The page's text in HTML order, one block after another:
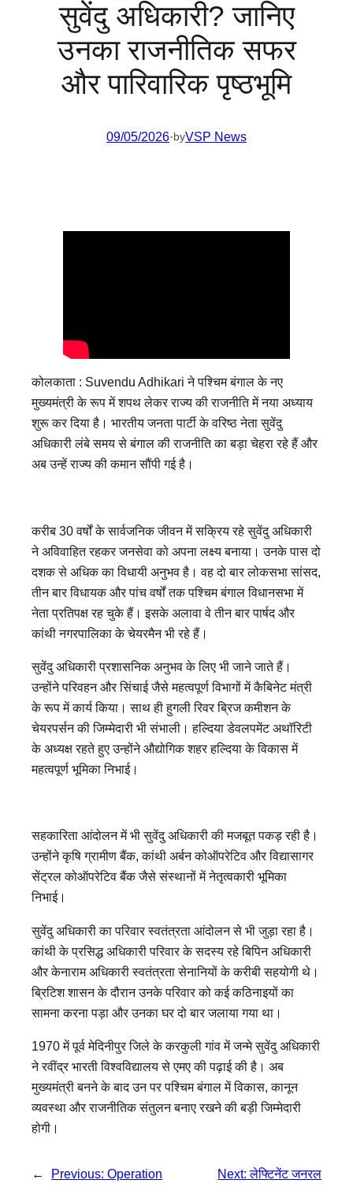
सुवेंदु अधिकारी? जानिए
उनका राजनीतिक सफर
और पारिवारिक पृष्ठभूमि
09/05/2026·byVSP News
कोलकाता : Suvendu Adhikari ने पश्चिम बंगाल के नए
मुख्यमंत्री के रूप में शपथ लेकर राज्य की राजनीति में नया अध्याय
शुरू कर दिया है। भारतीय जनता पार्टी के वरिष्ठ नेता सुवेंदु
अधिकारी लंबे समय से बंगाल की राजनीति का बड़ा चेहरा रहे हैं और
अब उन्हें राज्य की कमान सौंपी गई है।
करीब 30 वर्षों के सार्वजनिक जीवन में सक्रिय रहे सुवेंदु अधिकारी
ने अविवाहित रहकर जनसेवा को अपना लक्ष्य बनाया। उनके पास दो
दशक से अधिक का विधायी अनुभव है। वह दो बार लोकसभा सांसद,
तीन बार विधायक और पांच वर्षों तक पश्चिम बंगाल विधानसभा में
नेता प्रतिपक्ष रह चुके हैं। इसके अलावा वे तीन बार पार्षद और
कांथी नगरपालिका के चेयरमैन भी रहे हैं।
सुवेंदु अधिकारी प्रशासनिक अनुभव के लिए भी जाने जाते हैं।
उन्होंने परिवहन और सिंचाई जैसे महत्वपूर्ण विभागों में कैबिनेट मंत्री
के रूप में कार्य किया। साथ ही हुगली रिवर ब्रिज कमीशन के
चेयरपर्सन की जिम्मेदारी भी संभाली। हल्दिया डेवलपमेंट अथॉरिटी
के अध्यक्ष रहते हुए उन्होंने औद्योगिक शहर हल्दिया के विकास में
महत्वपूर्ण भूमिका निभाई।
सहकारिता आंदोलन में भी सुवेंदु अधिकारी की मजबूत पकड़ रही है।
उन्होंने कृषि ग्रामीण बैंक, कांथी अर्बन कोऑपरेटिव और विद्यासागर
सेंट्रल कोऑपरेटिव बैंक जैसे संस्थानों में नेतृत्वकारी भूमिका
निभाई।
सुवेंदु अधिकारी का परिवार स्वतंत्रता आंदोलन से भी जुड़ा रहा है।
कांथी के प्रसिद्ध अधिकारी परिवार के सदस्य रहे बिपिन अधिकारी
और केनाराम अधिकारी स्वतंत्रता सेनानियों के करीबी सहयोगी थे।
ब्रिटिश शासन के दौरान उनके परिवार को कई कठिनाइयों का
सामना करना पड़ा और उनका घर दो बार जलाया गया था।
1970 में पूर्व मेदिनीपुर जिले के करकुली गांव में जन्मे सुवेंदु अधिकारी
ने रवींद्र भारती विश्वविद्यालय से एमए की पढ़ाई की है। अब
मुख्यमंत्री बनने के बाद उन पर पश्चिम बंगाल में विकास, कानून
व्यवस्था और राजनीतिक संतुलन बनाए रखने की बड़ी जिम्मेदारी
होगी।
← Previous: Operation Next:लेफ्टिनेंट जनरल